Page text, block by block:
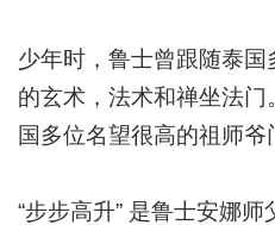
少年时，鲁士曾跟随泰
的玄术，法术和禅坐法
国多位名望很高的祖师爷
“步步高升” 是鲁士安娜师